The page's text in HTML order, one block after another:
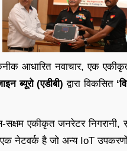
आधारित नवाचार, एक
ब्यूरो (एडीबी) द्वारा विकसित
एकीकृत जनरेटर
नेटवर्क है जो अन्य IoT